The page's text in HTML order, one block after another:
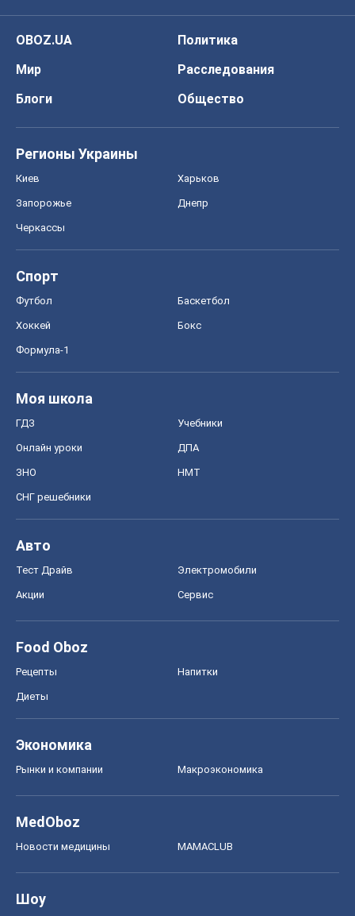
OBOZ.UA
Политика
Мир
Расследования
Блоги
Общество
Регионы Украины
Киев Харьков
Запорожье Днепр
Черкассы
Спорт
Футбол Баскетбол
Хоккей Бокс
Формула-1
Моя школа
ГДЗ Учебники
Онлайн уроки ДПА
ЗНО НМТ
СНГ решебники
Авто
Тест Драйв Электромобили
Акции Сервис
Food Oboz
Рецепты Напитки
Диеты
Экономика
Рынки и компании Mакроэкономика
MedOboz
Новости медицины MAMACLUB
Шоу